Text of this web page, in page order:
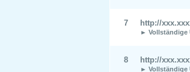
7 http://
► Vollständige
8 http://
► Vollständige